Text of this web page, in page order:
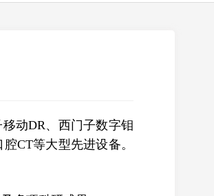
动DR、西门子数字钼
CT等大型先进设备。